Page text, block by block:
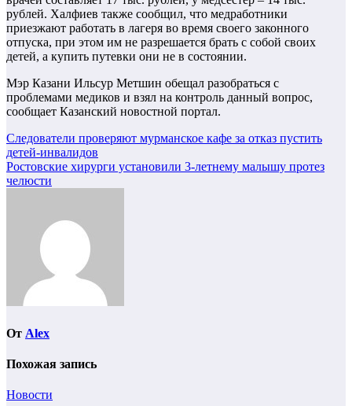
рублей. Халфиев также сообщил, что медработники
приезжают работать в лагеря во время своего законного
отпуска, при этом им не разрешается брать с собой своих
детей, а купить путевки они не в состоянии.
Мэр Казани Ильсур Метшин обещал разобраться с
проблемами медиков и взял на контроль данный вопрос,
сообщает Казанский новостной портал.
Навигация
по
записям
Следователи проверяют мурманское кафе за отказ пустить
детей-инвалидов
Ростовские хирурги установили 3-летнему малышу протез
челюсти
От Alex
Похожая запись
Новости